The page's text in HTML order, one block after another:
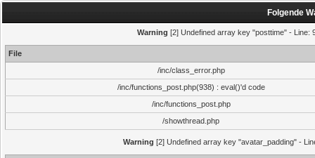
Folgende
Warning [2] Undefined array key "posttime" - Line:
File
/inc/class_error.php
/inc/functions_post.php(938) : eval()'d code
/inc/functions_post.php
/showthread.php
Warning [2] Undefined array key "avatar_padding" -